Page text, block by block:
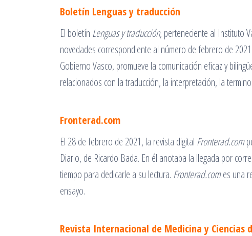
Boletín Lenguas y traducción
El boletín Lenguas y traducción, perteneciente al Instituto
novedades correspondiente al número de febrero de
Gobierno Vasco, promueve la comunicación eficaz y
relacionados con la traducción, la interpretación, la
Fronterad.com
El 28 de febrero de 2021, la revista digital Fronterad.com
Diario, de Ricardo Bada. En él anotaba la llegada por
tiempo para dedicarle a su lectura. Fronterad.comes una
ensayo.
Revista Internacional de Medicina y Ciencias